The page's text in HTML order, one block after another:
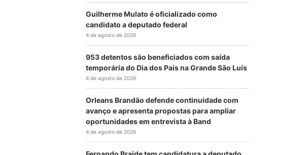
Guilherme Mulato é oficializado como
candidato a deputado federal
4 de agosto de 2026
953 detentos são beneficiados com saída
temporária do Dia dos Pais na Grande São Luís
4 de agosto de 2026
Orleans Brandão defende continuidade com
avanço e apresenta propostas para ampliar
oportunidades em entrevista à Band
4 de agosto de 2026